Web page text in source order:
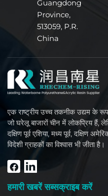
Guangdong
Province,
513059, P.R.
China
एक राष्ट्रीय उच्च तकनीक उद्यम के
जो घरेलू बाजारों चीन में लोकप्रिय हैं,
दक्षिण पूर्व एशिया, मध्य पूर्व, दक्षिण
विदेशी ग्राहकों का विश्वास भी जीता है।
हमारी खबरें सब्सक्राइब करें